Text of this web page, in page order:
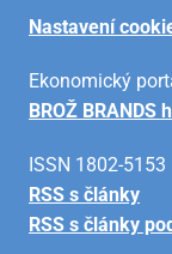
Nastavení
Ekonomický
BROŽ BRANDS
ISSN 1802-5153
RSS s články
RSS s články